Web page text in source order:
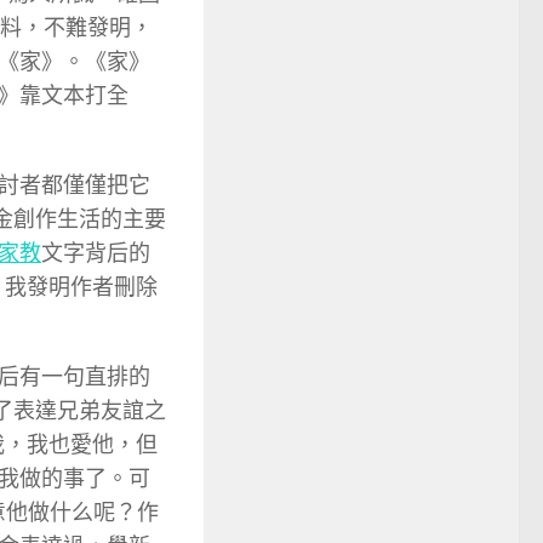
，不難發明，
家》。《家》
靠文本打全
者都僅僅把它
創作生活的主要
教文字背后的
發明作者刪除
有一句直排的
表達兄弟友誼之
我也愛他，但
做的事了。可
做什么呢？作